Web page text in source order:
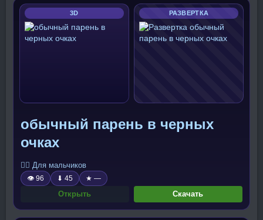
3D РАЗВЕРТКА
обычный парень в черных
очках
🧍‍♂️ Для мальчиков
👁 96 ⬇ 45 ★ —
Открыть Скачать